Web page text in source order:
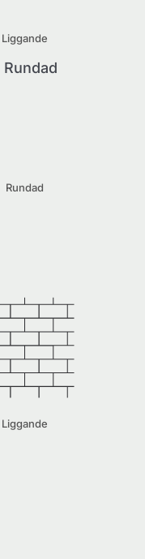
Liggande
Rundad
Liggande